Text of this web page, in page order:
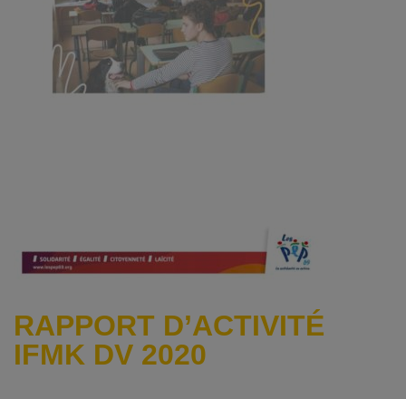
RAPPORT D’ACTIVITÉ
IFMK DV 2020